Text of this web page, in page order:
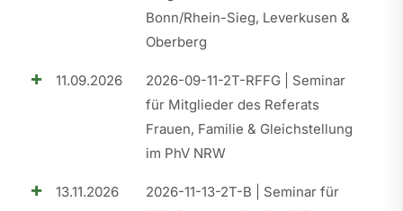
Recht
Bonn/Rhein-Sieg, Leverkusen &
Oberberg
11.09.2026
2026-09-11-2T-RFFG | Seminar
für Mitglieder des Referats
Frauen, Familie & Gleichstellung
im PhV NRW
13.11.2026
2026-11-13-2T-B | Seminar für